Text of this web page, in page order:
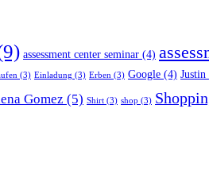
assessment center seminar (4)
(3) Einladung (3) Erben (3) Google (4)
Gomez (5) Shirt (3) shop (3)